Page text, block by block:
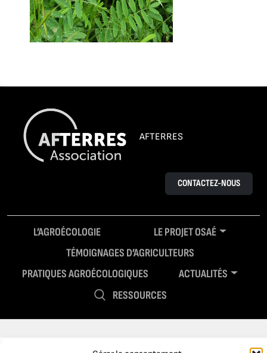
AFTERRES
CONTACTEZ-NOUS
L’AGROÉCOLOGIE
LE PROJET OSAÉ
TÉMOIGNAGES D’AGRICULTEURS
PRATIQUES AGROÉCOLOGIQUES
ACTUALITÉS
RESSOURCES